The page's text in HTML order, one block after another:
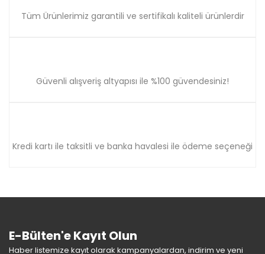
Tüm Ürünlerimiz garantili ve sertifikalı kaliteli ürünlerdir
Güvenli alışveriş altyapısı ile %100 güvendesiniz!
Kredi kartı ile taksitli ve banka havalesi ile ödeme seçeneği
E-Bülten'e Kayıt Olun
Haber listemize kayıt olarak kampanyalardan, indirim ve yeni